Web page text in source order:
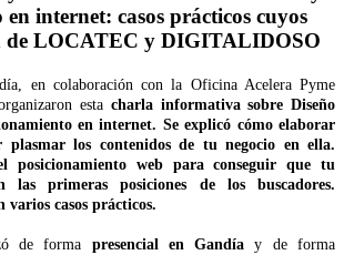
internet: casos prácticos cuyos
de LOCATEC y DIGITALIDOSO
en colaboración con la Oficina Acelera Pyme
esta charla informativa sobre Diseño
en internet. Se explicó cómo elaborar
plasmar los contenidos de tu negocio en ella.
posicionamiento web para conseguir que tu
las primeras posiciones de los buscadores.
varios casos prácticos.
de forma presencial en Gandía y de forma